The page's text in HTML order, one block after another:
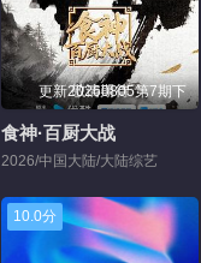
更新20260805第7期下
食神·百厨大战
2026/中国大陆/大陆综艺
10.0分